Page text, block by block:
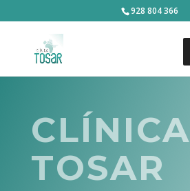
928 804 366
CLÍNICA
TOSAR